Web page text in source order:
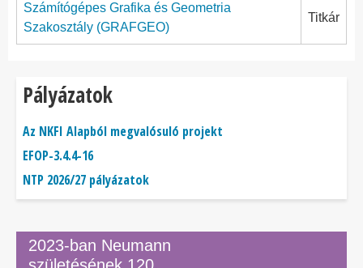
Számítógépes Grafika és Geometria
Szakosztály (GRAFGEO)
Titkár
Pályázatok
Az NKFI Alapból megvalósuló projekt
EFOP-3.4.4-16
NTP 2026/27 pályázatok
2023-ban Neumann